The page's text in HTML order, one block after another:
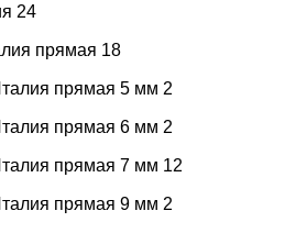
24
прямая 18
прямая 5 мм 2
прямая 6 мм 2
прямая 7 мм 12
прямая 9 мм 2